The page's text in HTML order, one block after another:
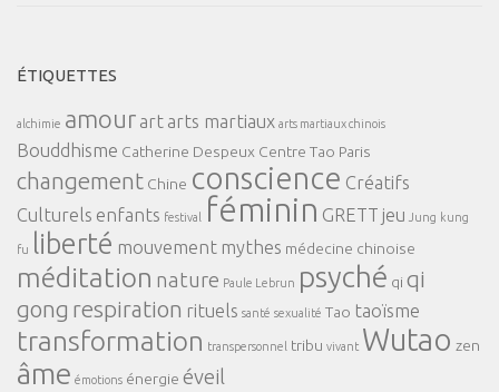
ÉTIQUETTES
alchimie amour art arts martiaux arts martiaux chinois
Bouddhisme Catherine Despeux Centre Tao Paris
changement Chine conscience Créatifs
Culturels enfants festival féminin GRETT jeu Jung kung
fu liberté mouvement mythes médecine chinoise
méditation nature Paule Lebrun psyché qi qi
gong respiration rituels santé sexualité Tao taoïsme
transformation transpersonnel tribu vivant Wutao zen
âme émotions énergie éveil